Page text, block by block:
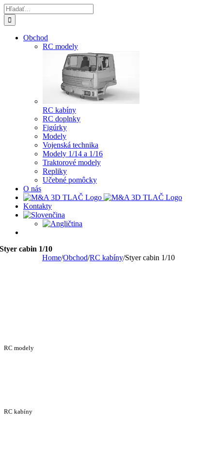
Skip
to
content
Hľadať:
Obchod
RC modely
RC kabíny
RC doplnky
Figúrky
Modely
Vojenská technika
Modely 1/14 a 1/16
Traktorové modely
Repliky
Učebné pomôcky
O nás
Kontakty
Styer cabin 1/10
Home/Obchod/RC kabíny/Styer cabin 1/10
RC modely
RC kabíny